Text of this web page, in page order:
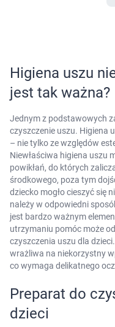
Higiena uszu
jest tak ważna?
Jednym z podstawowych
czyszczenie uszu. Higiena
– nie tylko ze względów
Niewłaściwa higiena uszu
powikłań, do których
środkowego, poza tym
dziecko mogło cieszyć się
należy w odpowiedni
jest bardzo ważnym
utrzymaniu pomóc może
czyszczenia uszu dla
wrażliwa na niekorzystny
co wymaga delikatnego
Preparat do
dzieci